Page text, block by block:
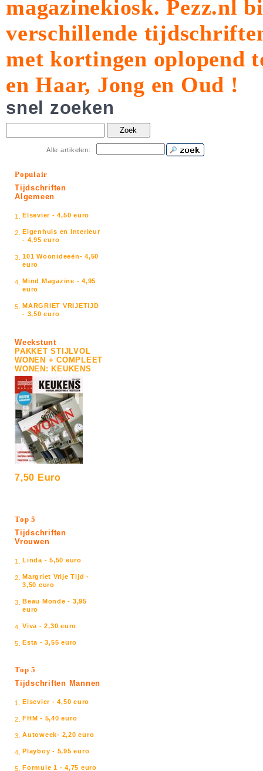
magazinekiosk.Pezz.nl
verschillende
met kortingen oplopend
en Haar, Jong en Oud !
snel zoeken
Zoek
Alle artikelen:
Populair
Tijdschriften
Algemeen
1. Elsevier - 4,50 euro
2. Eigenhuis en Interieur
- 4,95 euro
3. 101 Woonideeën- 4,50
euro
4. Mind Magazine - 4,95
euro
5. MARGRIET VRIJETIJD
- 3,50 euro
Weekstunt
PAKKET STIJLVOL
WONEN + COMPLEET
WONEN: KEUKENS
7,50 Euro
Top 5
Tijdschriften
Vrouwen
1. Linda - 5,50 euro
2. Margriet Vrije Tijd -
3,50 euro
3. Beau Monde - 3,95
euro
4. Viva - 2,30 euro
5. Esta - 3,55 euro
Top 5
Tijdschriften Mannen
1. Elsevier - 4,50 euro
2. FHM - 5,40 euro
3. Autoweek- 2,20 euro
4. Playboy - 5,95 euro
5. Formule 1 - 4,75 euro